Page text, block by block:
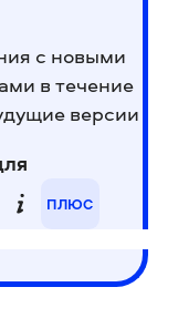
с новыми
в течение
версии
ПЛЮС